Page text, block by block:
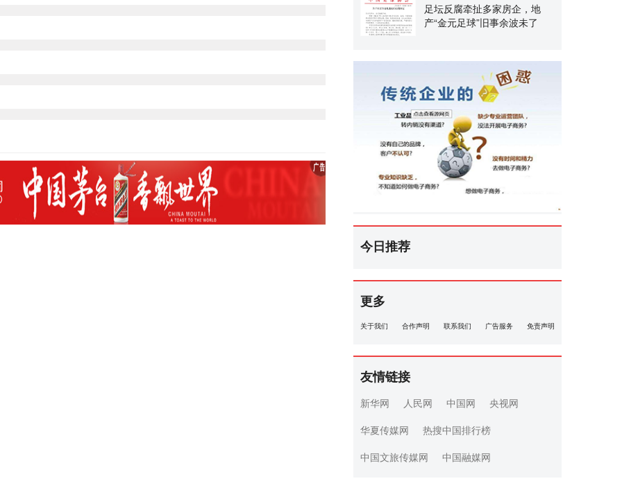
足坛反腐牵扯多家房企，地
产“金元足球”旧事余波未了
今日推荐
更多
关于我们 合作声明 联系我们 广告服务 免责声明
友情链接
新华网 人民网 中国网
央视网
华夏传媒网
热搜中国排行榜
中国文旅传媒网
中国融媒网